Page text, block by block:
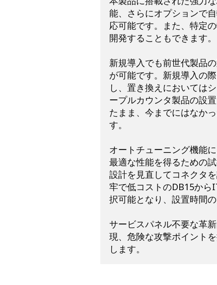
能、さらにオプションで
応可能です。また、特定
開発することもできます。
新規導入でも前世代製品
が可能です。新規導入の
し、置き換えにおいては
ープルカウンタ製品の設
たまま、今までにはなか
す。
オートチューニング機能
最適な性能を得るための
設計を見直してコネクタ
牢で低コストのDB15か
択可能となり、設置時間
サービスパネル不要な革
現、危険な攻撃ポイント
します。